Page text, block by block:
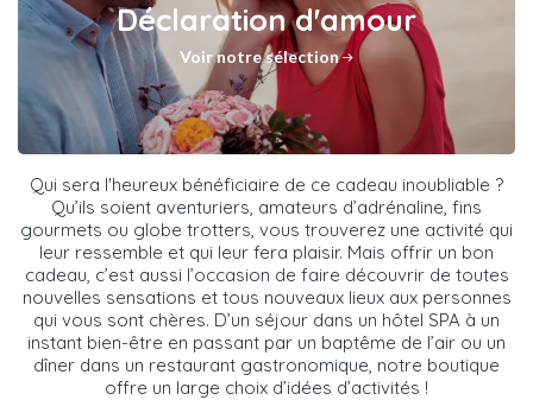
Déclaration d'amour
Voir notre sélection
Qui sera l'heureux bénéficiaire de ce cadeau inoubliable ?
Qu’ils soient aventuriers, amateurs d’adrénaline, fins
gourmets ou globe trotters, vous trouverez une activité qui
leur ressemble et qui leur fera plaisir. Mais offrir un bon
cadeau, c’est aussi l’occasion de faire découvrir de toutes
nouvelles sensations et tous nouveaux lieux aux personnes
qui vous sont chères. D’un séjour dans un hôtel SPA à un
instant bien-être en passant par un baptême de l’air ou un
dîner dans un restaurant gastronomique, notre boutique
offre un large choix d’idées d’activités !